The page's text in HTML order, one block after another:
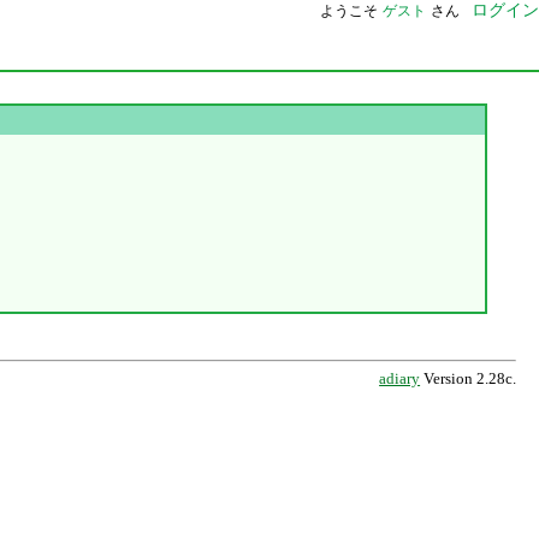
ようこそ ゲスト さん ログイン
adiary Version 2.28c.